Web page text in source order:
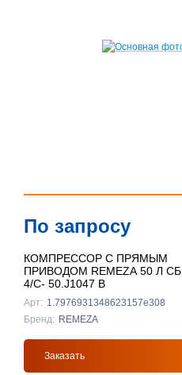
По запросу
КОМПРЕССОР С ПРЯМЫМ
ПРИВОДОМ REMEZA 50 Л СБ
4/С- 50.J1047 B
Арт: 1.7976931348623157e308
Бренд: REMEZA
Заказать